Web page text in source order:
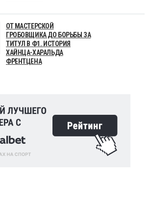
ОТ МАСТЕРСКОЙ
ГРОБОВЩИКА ДО БОРЬБЫ ЗА
ТИТУЛ В Ф1. ИСТОРИЯ
ХАЙНЦА-ХАРАЛЬДА
ФРЕНТЦЕНА